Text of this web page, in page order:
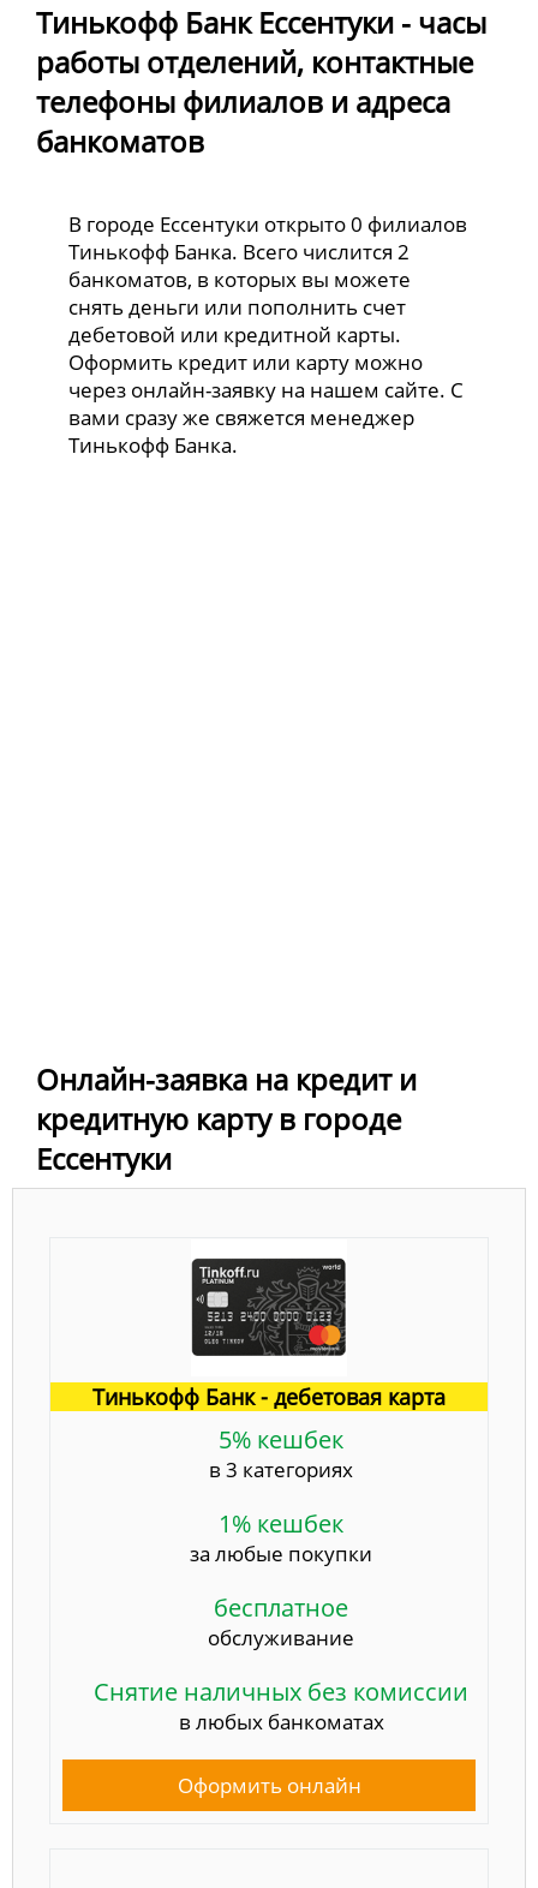
Тинькофф Банк Ессентуки - часы
работы отделений, контактные
телефоны филиалов и адреса
банкоматов
В городе Ессентуки открыто 0 филиалов
Тинькофф Банка. Всего числится 2
банкоматов, в которых вы можете
снять деньги или пополнить счет
дебетовой или кредитной карты.
Оформить кредит или карту можно
через онлайн-заявку на нашем сайте. С
вами сразу же свяжется менеджер
Тинькофф Банка.
Онлайн-заявка на кредит и
кредитную карту в городе
Ессентуки
Тинькофф Банк - дебетовая карта
5% кешбек
в 3 категориях
1% кешбек
за любые покупки
бесплатное
обслуживание
Снятие наличных без комиссии
в любых банкоматах
Оформить онлайн